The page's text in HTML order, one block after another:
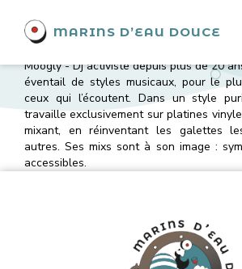
MARINS D’EAU DOUCE
DJ Moogly
Des musiques électroniques, jusqu’à
Moogly - Dj activiste depuis plus de 20
éventail de styles musicaux, pour le
ceux qui l’écoutent. Dans un style
travaille exclusivement sur platines
mixant, en réinventant les galettes
autres. Ses mixs sont à son image :
accessibles.